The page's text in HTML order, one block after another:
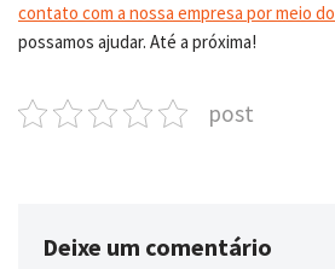
contato com a nossa empresa por meio do
possamos ajudar. Até a próxima!
post
Deixe um comentário